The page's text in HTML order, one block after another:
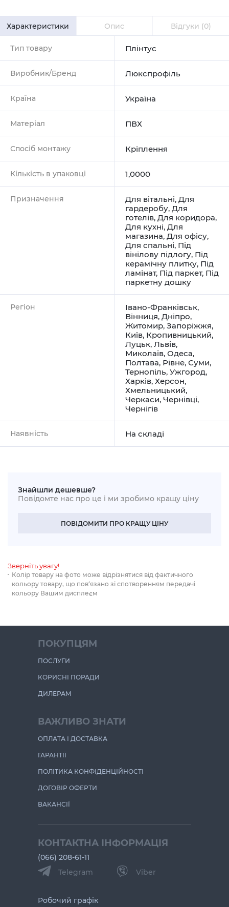
Характеристики Опис Відгуки (0)
Тип товару Плінтус
Виробник/Бренд Люкспрофіль
Країна Україна
Матеріал ПВХ
Спосіб монтажу Кріплення
Кількість в упаковці 1,0000
Призначення Для вітальні, Для
гардеробу, Для
готелів, Для коридора,
Для кухні, Для
магазина, Для офісу,
Для спальні, Під
вінілову підлогу, Під
керамічну плитку, Під
ламінат, Під паркет, Під
паркетну дошку
Регіон Івано-Франківськ,
Вінниця, Дніпро,
Житомир, Запоріжжя,
Київ, Кропивницький,
Луцьк, Львів,
Миколаїв, Одеса,
Полтава, Рівне, Суми,
Тернопіль, Ужгород,
Харків, Херсон,
Хмельницький,
Черкаси, Чернівці,
Чернігів
Наявність На складі
Знайшли дешевше?
Повідомте нас про це і ми зробимо кращу ціну
ПОВІДОМИТИ ПРО КРАЩУ ЦІНУ
Зверніть увагу!
Колір товару на фото може відрізнятися від фактичного
кольору товару, що пов‘язано зі спотворенням передачі
кольору Вашим дисплеєм
ПОКУПЦЯМ
ПОСЛУГИ
КОРИСНІ ПОРАДИ
ДИЛЕРАМ
ВАЖЛИВО ЗНАТИ
ОПЛАТА І ДОСТАВКА
ГАРАНТІЇ
ПОЛІТИКА КОНФІДЕНЦІЙНОСТІ
ДОГОВІР ОФЕРТИ
ВАКАНСІЇ
КОНТАКТНА ІНФОРМАЦІЯ
(066) 208-61-11
Telegram
Viber
Робочий графік